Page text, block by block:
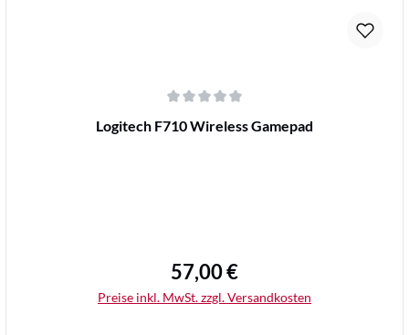
Durchschnittliche Bewertung von 0 von 5 Sternen
Logitech F710 Wireless Gamepad
Regulärer Preis:
57,00 €
Preise inkl. MwSt. zzgl. Versandkosten